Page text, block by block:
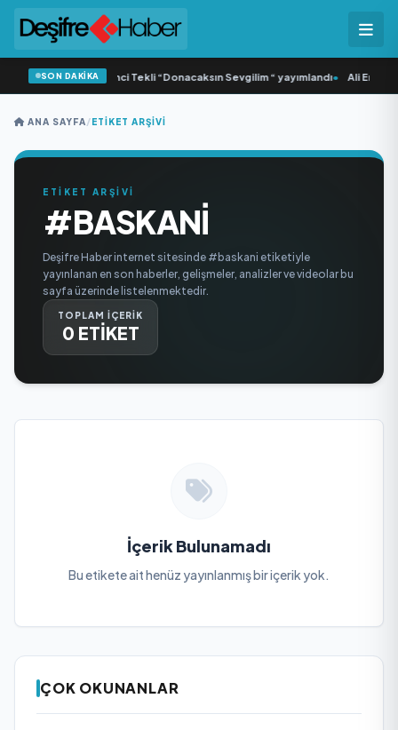
SON DAKİKA
Yonca Samlı ‘dan İkinci Tekli “Donacaksın Sevgilim “ yayımlandı• Ali Emre
ANA SAYFA/ETIKET ARŞIVI
ETİKET ARŞİVİ
#BASKANI
Deşifre Haber internet sitesinde #baskani etiketiyle
yayınlanan en son haberler, gelişmeler, analizler ve videolar bu
sayfa üzerinde listelenmektedir.
TOPLAM İÇERİK
0 ETİKET
İçerik Bulunamadı
Bu etikete ait henüz yayınlanmış bir içerik yok.
ÇOK OKUNANLAR